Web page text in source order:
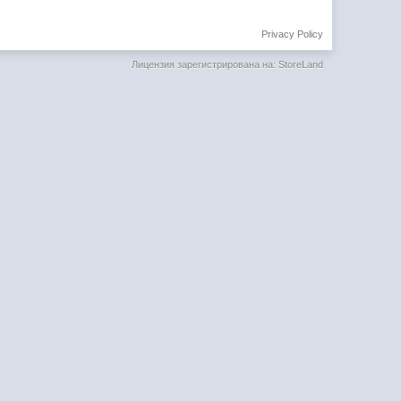
Privacy Policy
Лицензия зарегистрирована на: StoreLand